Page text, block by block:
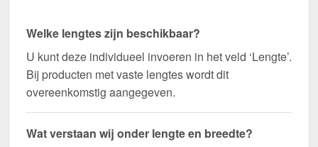
Welke lengtes zijn beschikbaar?
U kunt deze individueel invoeren in het veld ‘Lengte’.
Bij producten met vaste lengtes wordt dit
overeenkomstig aangegeven.
Wat verstaan wij onder lengte en breedte?